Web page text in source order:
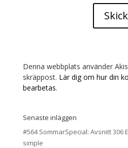
Denna webbplats använder
skräppost. Lär dig om hur din
bearbetas.
Senaste inläggen
#564 SommarSpecial: Avsnitt 306
simple